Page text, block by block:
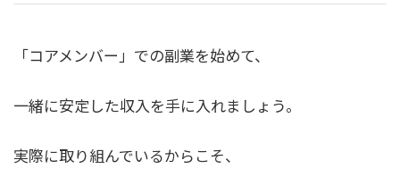
「コアメンバー」での副業を始めて、
一緒に安定した収入を手に入れましょう。
実際に取り組んでいるからこそ、